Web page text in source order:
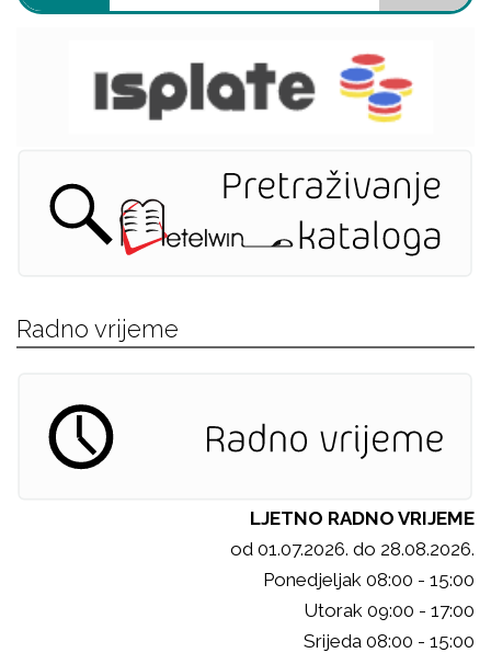
Radno vrijeme
LJETNO RADNO VRIJEME
od 01.07.2026. do 28.08.2026.
Ponedjeljak 08:00 - 15:00
Utorak 09:00 - 17:00
Srijeda 08:00 - 15:00